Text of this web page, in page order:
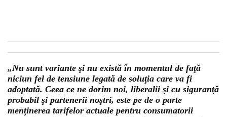
„Nu sunt variante şi nu există în momentul de faţă
niciun fel de tensiune legată de soluţia care va fi
adoptată. Ceea ce ne dorim noi, liberalii şi cu siguranţă
probabil şi partenerii noştri, este pe de o parte
menţinerea tarifelor actuale pentru consumatorii